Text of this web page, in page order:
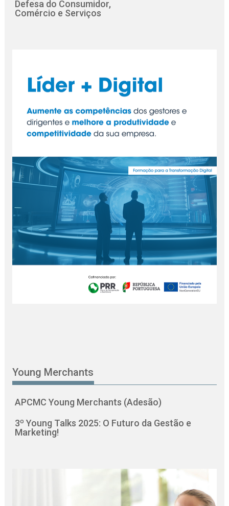
Defesa do Consumidor,
Comércio e Serviços
Young Merchants
APCMC Young Merchants (Adesão)
3º Young Talks 2025: O Futuro da Gestão e
Marketing!